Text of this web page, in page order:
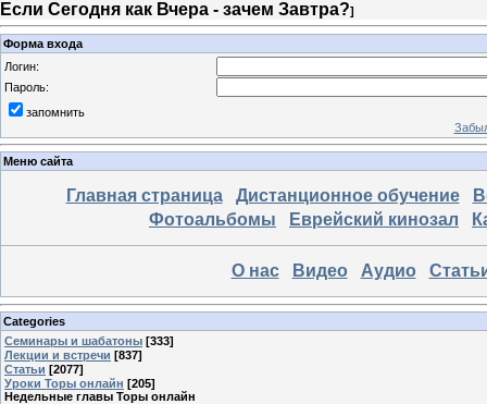
Если Сегодня как Вчера - зачем Завтра?]
Форма входа
Логин:
Пароль:
запомнить
Меню сайта
Главная страница Дистанционное обучение
Фотоальбомы
Еврейский кинозал
О нас Видео Аудио
Categories
Семинары и шабатоны [333]
Лекции и встречи [837]
Статьи [2077]
Уроки Торы онлайн [205]
Недельные главы Торы онлайн